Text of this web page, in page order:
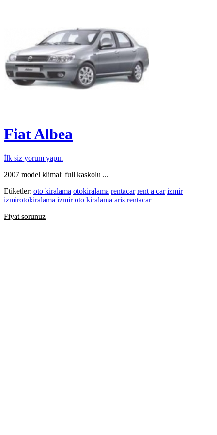
Fiat Albea
İlk siz yorum yapın
2007 model klimalı full kaskolu ...
Etiketler: oto kiralama otokiralama rentacar rent a car izmir
izmirotokiralama izmir oto kiralama aris rentacar
Fiyat sorunuz